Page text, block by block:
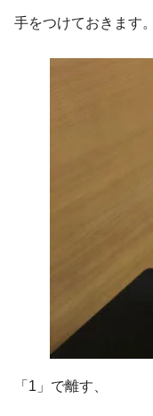
手をつけておきます。
「1」で離す、